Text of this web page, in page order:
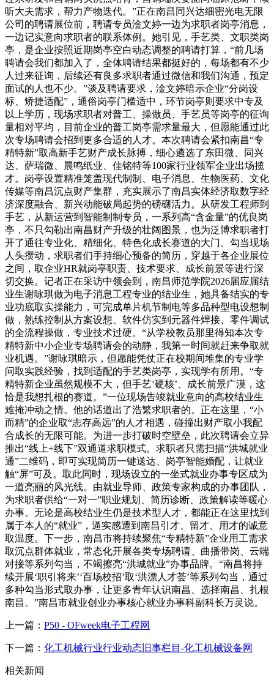
听大夫需求，帮力产物迭代。”正在南昌同兴达细密光电无限
公司的聘请展位前，聘请专员淦文婷一边为求职者岗亭消息，
一边记实意向求职者的联系体例。她引见，手艺类、文职类岗
亭，是企业按照近期岗亭空白动态调整的聘请打算，“前几场
聘请会我们都加入了，全体聘请结果都挺好的，每场都有不少
人过来征询，后续还有良多求职者通过微信和我们沟通，预定
面试的人也不少。”谈及聘请要求，淦文婷暗示企业“分岗设
标、矫捷适配”，通俗岗亭门槛适中，环节岗亭则要求中专及
以上学历，现场求职者对普工、操做员、手艺员等岗亭的征询
量相对平均，目前企业的普工岗亭需求量最大，但愿能通过此
次专场聘请会招到更多合适的人才。本次聘请会紧扣南昌“专
精特新”取高新手艺财产成长脉搏，细心遴选了东田微、同兴
达、萨瑞微、晨鸣纸业、佳铭特等100家行业领军企业出场揽
才。岗亭设置精准笼盖现代制制、电子消息、生物医药、文化
传媒等南昌沉点财产集群，充实展示了南昌实体经济取数字经
济深度融合、新兴动能破局起势的磅礴活力。从研发工程师到
手艺，从新运营到智能制制专员，一系列高“含金量”的优良岗
亭，不只勾勒出南昌财产升级的壮阔图景，也为泛博求职者打
开了通往专业化、精细化、特色化成长赛道的大门。勾当现场
人头攒动，求职者们手持细心预备的简历，穿越于各企业展位
之间，取企业HR就岗亭职责、技术要求、成长前景等进行深
切交换。记者正在采访中领会到，南昌师范学院2026届应届结
业生谢咏琪做为电子消息工程专业的结业生，她具备结实的专
业功底取实操能力，可完成单片机节制电等多品种型电设想制
做，熟练控制从方案设想、软件仿实到元器件焊接、零件调试
的全流程操做，专业技术过硬。“从学校教员那里得知本次专
精特新中小企业专场聘请会的动静，我第一时间就赶来争取就
业机遇。”谢咏琪暗示，但愿能凭仗正在校期间堆集的专业学
问取实践经验，找到适配的手艺类岗亭，实现学有所用。“专
精特新企业虽然规模不大，但手艺‘硬核’、成长前景广漠，这
恰是我想扎根的赛道。”一位现场告竣就业意向的高校结业生
难掩冲动之情。他的话道出了浩繁求职者的。正在这里，“小
而精”的企业取“志存高远”的人才相遇，碰撞出财产取小我配
合成长的无限可能。为进一步打破时空壁垒，此次聘请会立异
推出“线上+线下”双通道求职模式。求职者只需扫描“洪城就业
通”二维码，即可实现简历一键送达、岗亭智能婚配，让就业
触“屏”可及。取此同时，现场设立的一坐式就业办事专区成为
一道亮丽的风光线。由就业导师、政策专家构成的办事团队，
为求职者供给“一对一”职业规划、简历诊断、政策解读等暖心
办事。无论是高校结业生仍是技术型人才，都能正在这里找到
属于本人的“就业”，逼实感遭到南昌引才、留才、用才的诚意
取温度。下一步，南昌市将持续聚焦“专精特新”企业用工需求
取沉点群体就业，常态化开展各类专场聘请、曲播带岗、云端
对接等系列勾当，不竭擦亮“洪城就业”办事品牌。“南昌将持
续开展‘职引将来’‘百场校招’取‘洪漂人才荟’等系列勾当，通过
多种勾当形式取办事，让更多青年认识南昌、选择南昌、扎根
南昌。”南昌市就业创业办事核心就业办事科副科长万灵说。
上一篇： P50 - OFweek电子工程网
下一篇： 化工机械行业行业动态旧事栏目-化工机械设备网
相关新闻